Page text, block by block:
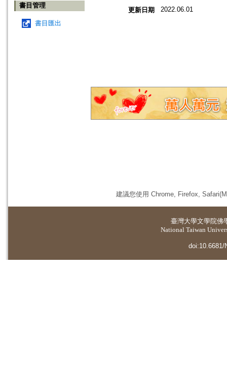
書目管理
書目匯出
更新日期 2022.06.01
建議您使用 Chrome, Firefox,
臺灣大學文學院佛
National Taiwan
doi:10.6681/